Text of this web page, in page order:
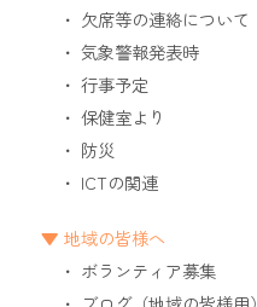
欠席等の連絡について
気象警報発表時
行事予定
保健室より
防災
ICTの関連
地域の皆様へ
ボランティア募集